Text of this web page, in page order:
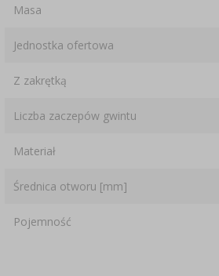
Masa
Jednostka ofertowa
Z zakrętką
Liczba zaczepów gwintu
Materiał
Średnica otworu [mm]
Pojemność